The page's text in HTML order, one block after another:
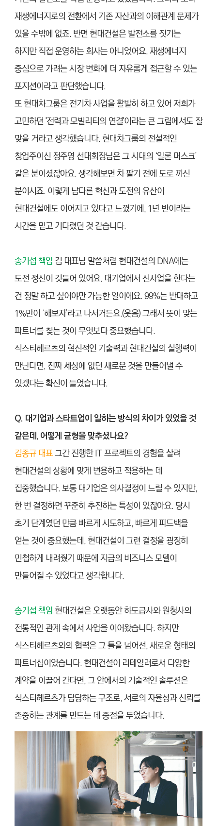
재생에너지로의 전환에서 기존 자산과의 이해관계 문제가
있을 수밖에 없죠. 반면 현대건설은 발전소를 짓기는
하지만 직접 운영하는 회사는 아니었어요. 재생에너지
중심으로 가려는 시장 변화에 더 자유롭게 접근할 수 있는
포지션이라고 판단했습니다.
또 현대차그룹은 전기차 사업을 활발히 하고 있어 저희가
고민하던 '전력과 모빌리티의 연결'이라는 큰 그림에서도 잘
맞을 거라고 생각했습니다. 현대차그룹의 전설적인
창업주이신 정주영 선대회장님은 그 시대의 ‘일론 머스크’
같은 분이셨잖아요. 생각해보면 차 팔기 전에 도로 까신
분이시죠. 이렇게 남다른 혁신과 도전의 유산이
현대건설에도 이어지고 있다고 느꼈기에, 1년 반이라는
시간을 믿고 기다렸던 것 같습니다.
송기섭 책임 김 대표님 말씀처럼 현대건설의 DNA에는
도전 정신이 깃들어 있어요. 대기업에서 신사업을 한다는
건 정말 하고 싶어야만 가능한 일이에요. 99%는 반대하고
1%만이 ‘해보자’라고 나서거든요.(웃음) 그래서 뜻이 맞는
파트너를 찾는 것이 무엇보다 중요했습니다.
식스티헤르츠의 혁신적인 기술력과 현대건설의 실행력이
만난다면, 진짜 세상에 없던 새로운 것을 만들어낼 수
있겠다는 확신이 들었습니다.
Q. 대기업과 스타트업이 일하는 방식의 차이가 있었을 것
같은데, 어떻게 균형을 맞추셨나요?
김종규 대표그간 진행한 IT 프로젝트의 경험을 살려
현대건설의 상황에 맞게 변용하고 적용하는 데
집중했습니다. 보통 대기업은 의사결정이 느릴 수 있지만,
한 번 결정하면 꾸준히 추진하는 특성이 있잖아요. 당시
초기 단계였던 만큼 빠르게 시도하고, 빠르게 피드백을
얻는 것이 중요했는데, 현대건설이 그런 결정을 굉장히
민첩하게 내려줬기 때문에 지금의 비즈니스 모델이
만들어질 수 있었다고 생각합니다.
송기섭 책임 현대건설은 오랫동안 하도급사와 원청사의
전통적인 관계 속에서 사업을 이어왔습니다. 하지만
식스티헤르츠와의 협력은 그 틀을 넘어선, 새로운 형태의
파트너십이었습니다. 현대건설이 리테일러로서 다양한
계약을 이끌어 간다면, 그 안에서의 기술적인 솔루션은
식스티헤르츠가 담당하는 구조로, 서로의 자율성과 신뢰를
존중하는 관계를 만드는 데 중점을 두었습니다.